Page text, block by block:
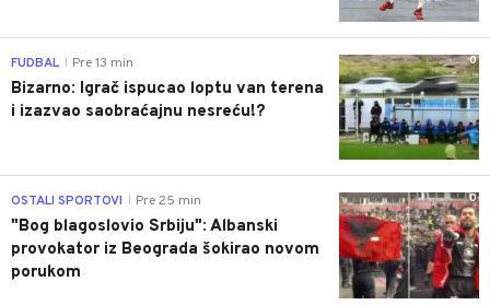
0
FUDBAL Pre 13 min
Bizarno: Igrač ispucao loptu van terena
i izazvao saobraćajnu nesreću!?
0
OSTALI SPORTOVI Pre 25 min
"Bog blagoslovio Srbiju": Albanski
provokator iz Beograda šokirao novom
porukom